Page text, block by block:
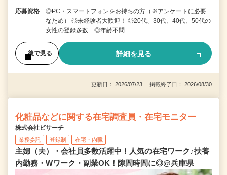
応募資格
◎PC・スマートフォンをお持ちの方（※アンケートに必要
なため） ◎未経験者大歓迎！ ◎20代、30代、40代、50代の
女性の登録多数 ◎年齢不問
後で見る 詳細を見る
更新日： 2026/07/23 掲載終了日： 2026/08/30
化粧品などに関する在宅調査員・在宅モニター
株式会社ビサーチ
業務委託 登録制 在宅・内職
主婦（夫）・会社員多数活躍中！人気の在宅ワーク♪扶養
内勤務・Wワーク・副業OK！隙間時間に◎@兵庫県